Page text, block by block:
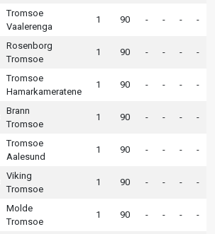
Tromsoe
Vaalerenga
1 90 - - - -
Rosenborg
Tromsoe
1 90 - - - -
Tromsoe
Hamarkameratene
1 90 - - - -
Brann
Tromsoe
1 90 - - - -
Tromsoe
Aalesund
1 90 - - - -
Viking
Tromsoe
1 90 - - - -
Molde
Tromsoe
1 90 - - - -